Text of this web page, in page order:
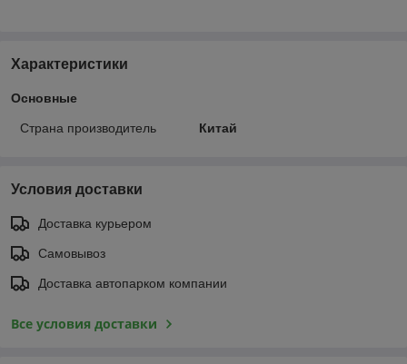
Характеристики
Основные
Страна производитель Китай
Условия доставки
Доставка курьером
Самовывоз
Доставка автопарком компании
Все условия доставки